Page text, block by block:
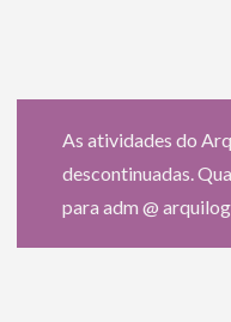
As atividades do
descontinuadas.
para adm @